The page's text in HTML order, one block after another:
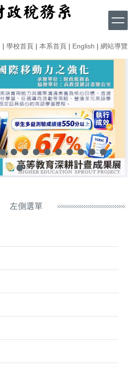
| 學校首頁 | 本系首頁 | English | 網站導覽
左側選單